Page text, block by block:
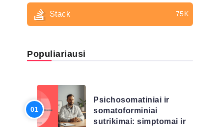
Stack 75K
Populiariausi
Psichosomatiniai ir
somatoforminiai
sutrikimai: simptomai ir